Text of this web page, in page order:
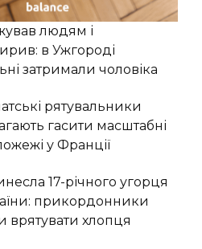
людям і
в Ужгороді
затримали чоловіка
рятувальники
гасити масштабні
у Франції
17-річного угорця
прикордонники
врятувати хлопця